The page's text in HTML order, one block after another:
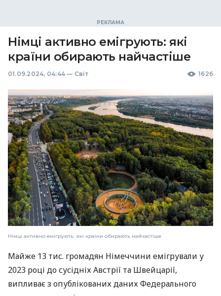
Німці активно емігрують: які
країни обирають найчастіше
01.09.2024, 04:44 — Світ 1626
Німці активно емігрують: які країни обирають найчастіше
Майже 13 тис. громадян Німеччини емігрували у
2023 році до сусідніх Австрії та Швейцарії,
випливає з опублікованих даних Федерального